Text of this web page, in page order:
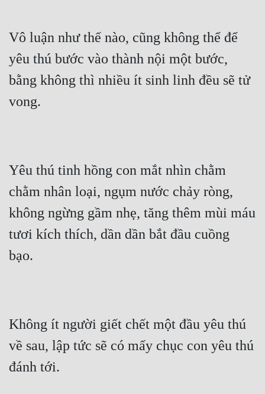
Vô luận như thế nào, cũng không thể để
yêu thú bước vào thành nội một bước,
bằng không thì nhiều ít sinh linh đều sẽ tử
vong.
Yêu thú tinh hồng con mắt nhìn chằm
chằm nhân loại, ngụm nước chảy ròng,
không ngừng gầm nhẹ, tăng thêm mùi máu
tươi kích thích, dần dần bắt đầu cuồng
bạo.
Không ít người giết chết một đầu yêu thú
về sau, lập tức sẽ có mấy chục con yêu thú
đánh tới.